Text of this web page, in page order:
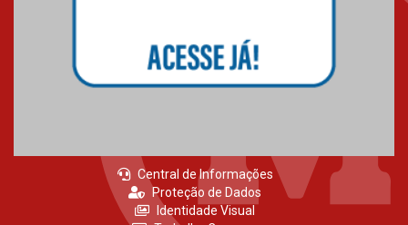
Central de Informações
Proteção de Dados
Identidade Visual